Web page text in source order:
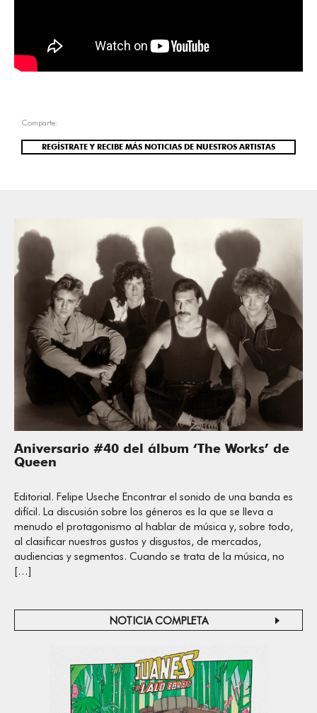
Comparte:
REGÍSTRATE Y RECIBE MÁS NOTICIAS DE NUESTROS ARTISTAS
Aniversario #40 del álbum ‘The Works’ de
Queen
Editorial. Felipe Useche Encontrar el sonido de una banda es
difícil. La discusión sobre los géneros es la que se lleva a
menudo el protagonismo al hablar de música y, sobre todo,
al clasificar nuestros gustos y disgustos, de mercados,
audiencias y segmentos. Cuando se trata de la música, no
[…]
NOTICIA COMPLETA